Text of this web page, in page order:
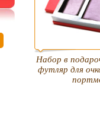
Набор в
футляр для